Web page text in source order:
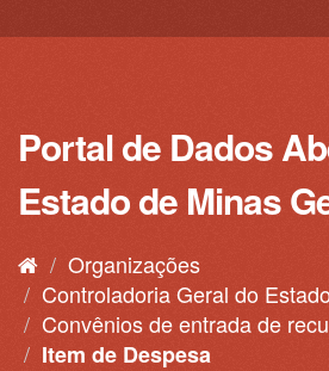
para
Portal de Dados
Estado de Minas
Organizações
Controladoria Geral do
Convênios de entrada de
Item de Despesa